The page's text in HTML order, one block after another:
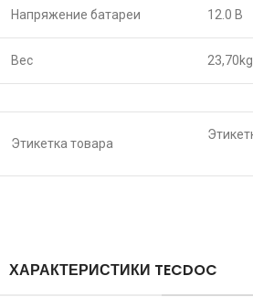
Напряжение батареи 12.0 В
Вес 23,70kg
Этикетка товара
ХАРАКТЕРИСТИКИ TECDOC